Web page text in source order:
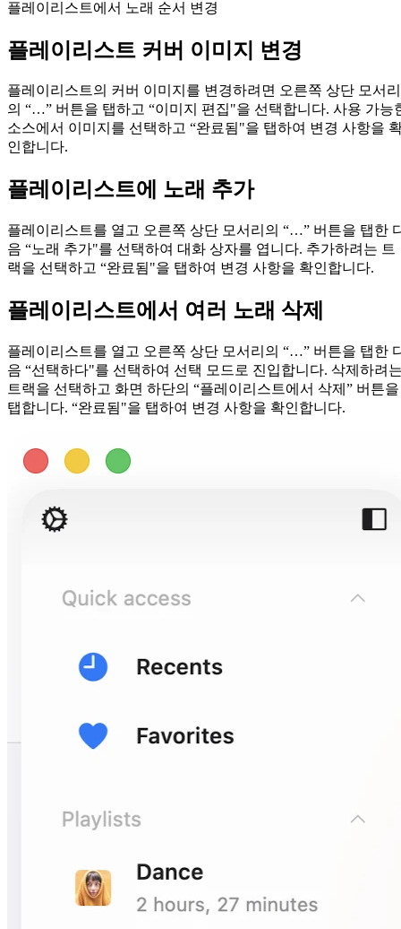
플레이리스트에서 노래 순서 변경
플레이리스트 커버 이미지 변경
플레이리스트의 커버 이미지를 변경하려면 오른쪽 상단 모서리
의 “…” 버튼을 탭하고 “이미지 편집"을 선택합니다. 사용 가능
소스에서 이미지를 선택하고 “완료됨"을 탭하여 변경 사항을
인합니다.
플레이리스트에 노래 추가
플레이리스트를 열고 오른쪽 상단 모서리의 “…” 버튼을 탭한
음 “노래 추가"를 선택하여 대화 상자를 엽니다. 추가하려는 트
랙을 선택하고 “완료됨"을 탭하여 변경 사항을 확인합니다.
플레이리스트에서 여러 노래 삭제
플레이리스트를 열고 오른쪽 상단 모서리의 “…” 버튼을 탭한
음 “선택하다"를 선택하여 선택 모드로 진입합니다. 삭제하려
트랙을 선택하고 화면 하단의 “플레이리스트에서 삭제” 버튼을
탭합니다. “완료됨"을 탭하여 변경 사항을 확인합니다.